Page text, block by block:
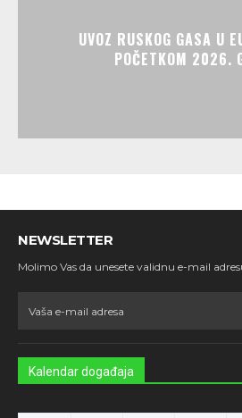
UVOZ RUSKOG GASA U
POČETKOM 2026.
NEWSLETTER
Molimo Vas da unesete validnu e-mail
Kalendar događaja